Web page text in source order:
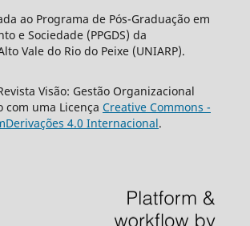
ao Programa de Pós-Graduação em
e Sociedade (PPGDS) da
Vale do Rio do Peixe (UNIARP).
Visão: Gestão Organizacional
com uma Licença Creative Commons -
4.0 Internacional.